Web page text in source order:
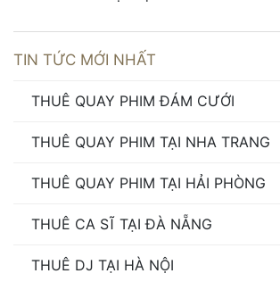
TIN TỨC MỚI NHẤT
THUÊ QUAY PHIM ĐÁM CƯỚI
THUÊ QUAY PHIM TẠI NHA TRANG
THUÊ QUAY PHIM TẠI HẢI PHÒNG
THUÊ CA SĨ TẠI ĐÀ NẴNG
THUÊ DJ TẠI HÀ NỘI